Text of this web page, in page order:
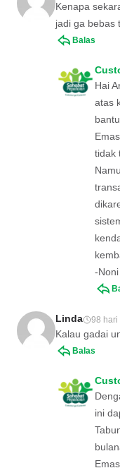
Kenapa
jadi ga bebas
Balas
Hai
atas
tidak
-Noni
Linda 98 hari
Kalau gadai
Balas
ini